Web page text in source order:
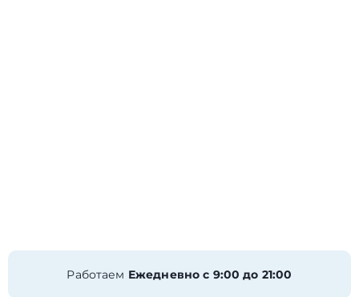
Работаем Ежедневно с 9:00 до 21:00